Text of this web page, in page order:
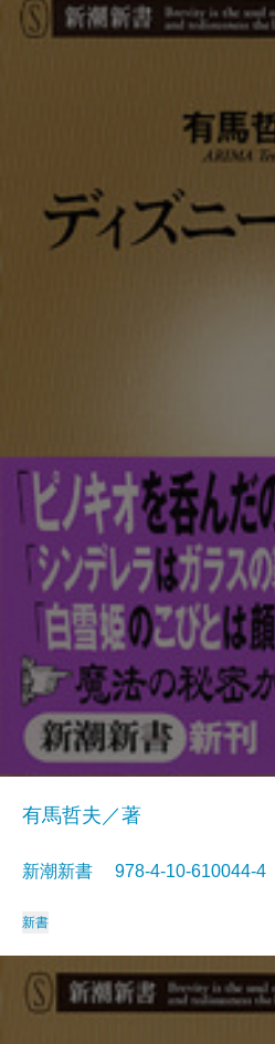
有馬哲夫／著
新潮新書 978-4-10-
新書